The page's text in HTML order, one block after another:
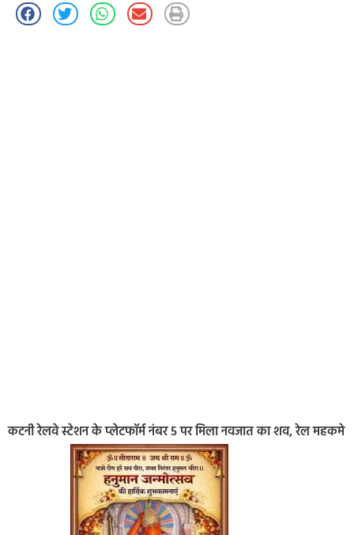
कटनी रेलवे स्टेशन के प्लेटफॉर्म नंबर 5 पर मिला नवजात का शव, रेल महकमे